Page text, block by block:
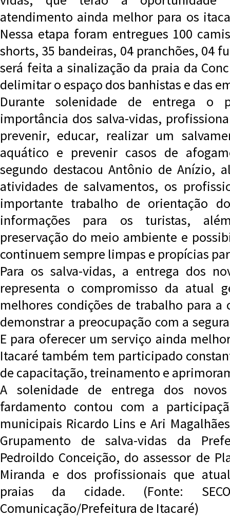
atendimento ainda melhor para os
Nessa etapa foram entregues 100
shorts, 35 bandeiras, 04 pranchões, 04
será feita a sinalização da praia da
delimitar o espaço dos banhistas e das
Durante solenidade de entrega o
importância dos salva-vidas,
prevenir, educar, realizar um
aquático e prevenir casos de
segundo destacou Antônio de Anízio,
atividades de salvamentos, os
importante trabalho de orientação
informações para os turistas,
preservação do meio ambiente e
continuem sempre limpas e propícias
Para os salva-vidas, a entrega dos
representa o compromisso da atual
melhores condições de trabalho para a
demonstrar a preocupação com a
E para oferecer um serviço ainda
Itacaré também tem participado
de capacitação, treinamento e
A solenidade de entrega dos
fardamento contou com a
municipais Ricardo Lins e Ari
Grupamento de salva-vidas da
Pedroildo Conceição, do assessor de
Miranda e dos profissionais que
praias da cidade. (Fonte:
Comunicação/Prefeitura de Itacaré)